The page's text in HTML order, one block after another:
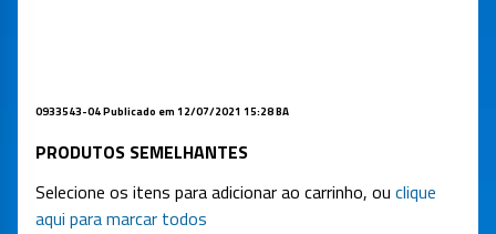
0933543-04 Publicado em 12/07/2021 15:28 BA
PRODUTOS SEMELHANTES
Selecione os itens para adicionar ao carrinho, ou clique
aqui para marcar todos